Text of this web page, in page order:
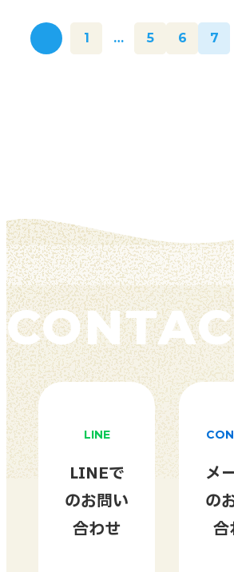
1 … 5 6 7
LINE
LINEで
のお問い
合わせ
メ
の
合